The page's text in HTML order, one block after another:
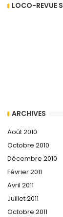
LOCO-REVUE
ARCHIVES
Août 2010
Octobre 2010
Décembre 2010
Février 2011
Avril 2011
Juillet 2011
Octobre 2011